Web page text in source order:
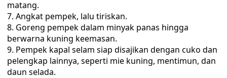
matang.
Angkat pempek, lalu tiriskan.
Goreng pempek dalam minyak panas hingga
berwarna kuning keemasan.
Pempek kapal selam siap disajikan dengan cuko dan
pelengkap lainnya, seperti mie kuning, mentimun, dan
daun selada.